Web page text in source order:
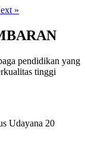
»
pendidikan yang
tinggi
Udayana 20